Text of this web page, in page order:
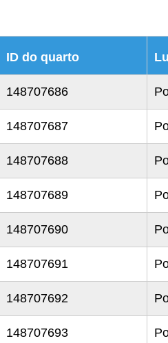
ID do quarto
148707686
148707687
148707688
148707689
148707690
148707691
148707692
148707693